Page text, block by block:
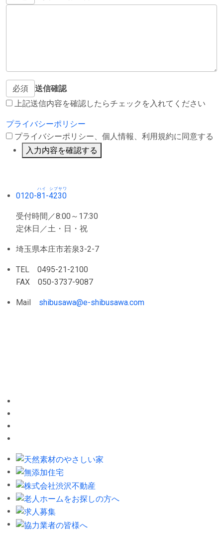
必須
送信確認
上記送信内容を確認したらチェックを入れてください
プライバシーポリシー
プライバシーポリシー、個人情報、利用規約に同意する
入力内容を確認する
0120-81
ハイ
-4230
シブサワ
受付時間／8:00～17:30
定休日／土・日・祝
埼玉県本庄市若泉3-2-7
TEL 0495-21-2100
FAX 050-3737-9087
Mail shibusawa@e-shibusawa.com